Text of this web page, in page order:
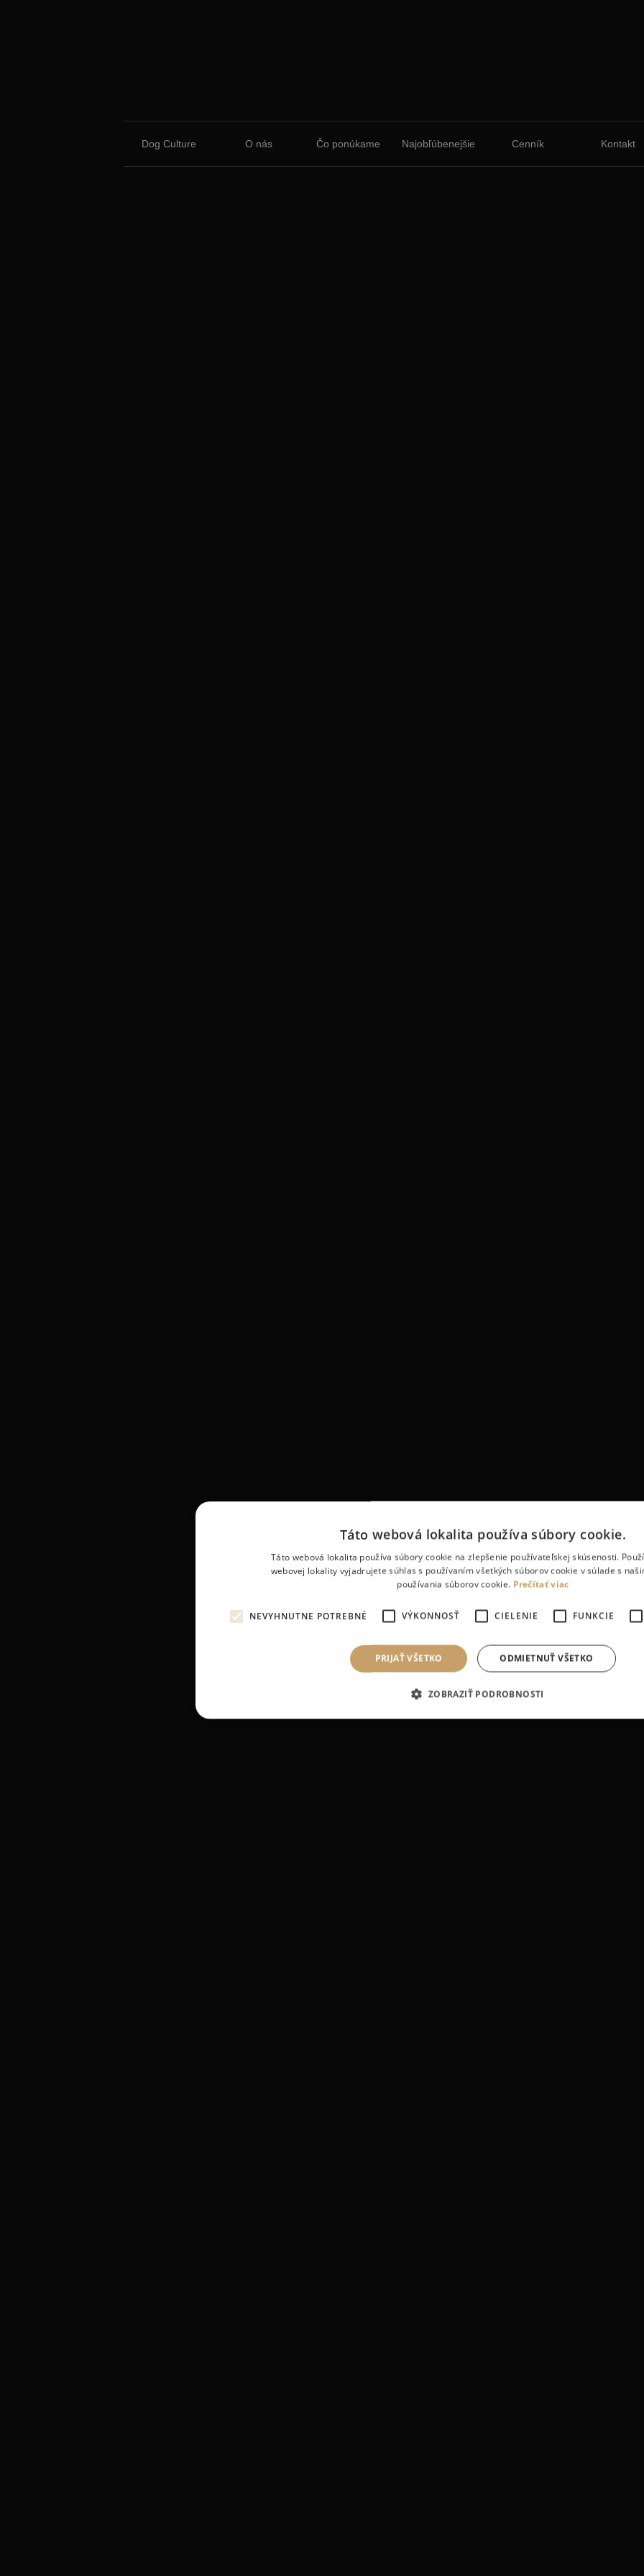
Dog Culture O nás Čo ponúkame Najobľúbenejšie Cenník Kontakt
Psí salón v Bratislave. Pre zdravie a krásu vašich
#DogCulture
Táto webová lokalita používa súbory cookie.
Táto webová lokalita používa súbory cookie na zlepšenie používateľskej skúsenosti.
webovej lokality vyjadrujete súhlas s používaním všetkých súborov cookie v súlade s
používania súborov cookie. Prečítať viac
NEVYHNUTNE POTREBNÉ VÝKONNOSŤ CIELENIE FUNKCIE
PRIJAŤ VŠETKO ODMIETNUŤ VŠETKO
ZOBRAZIŤ PODROBNOSTI